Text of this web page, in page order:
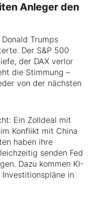
Anleger den
Trumps
Der S&P 500
der DAX verlor
die Stimmung –
von der nächsten
Ein Zolldeal mit
Konflikt mit China
haben ihre
senden Fed
Dazu kommen KI-
in